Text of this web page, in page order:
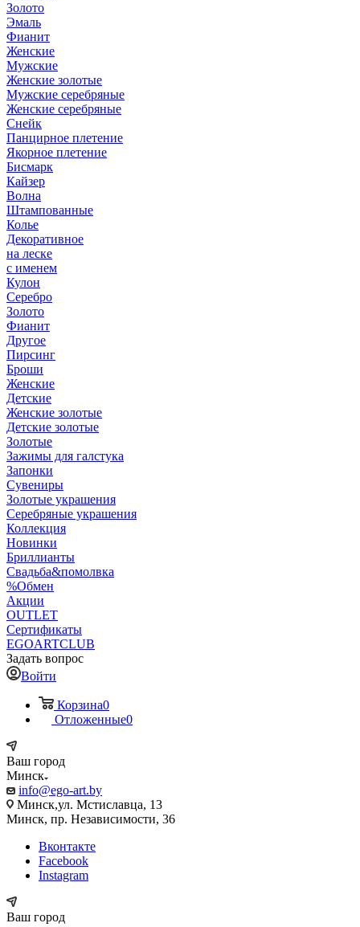
Золото
Эмаль
Фианит
Женские
Мужские
Женские золотые
Мужские серебряные
Женские серебряные
Снейк
Панцирное плетение
Якорное плетение
Бисмарк
Кайзер
Волна
Штампованные
Колье
Декоративное
на леске
с именем
Кулон
Серебро
Золото
Фианит
Другое
Пирсинг
Броши
Женские
Детские
Женские золотые
Детские золотые
Золотые
Зажимы для галстука
Запонки
Сувениры
Золотые украшения
Серебряные украшения
Коллекция
Новинки
Бриллианты
Свадьба&помолвка
%Обмен
Акции
OUTLET
Сертификаты
EGOARTCLUB
Задать вопрос
Войти
Корзина0
Отложенные0
Ваш город
Минск
info@ego-art.by
Минск,ул. Мстиславца, 13
Минск, пр. Независимости, 36
Вконтакте
Facebook
Instagram
Ваш город